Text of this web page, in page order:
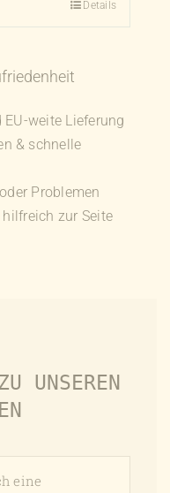
Details
weite Lieferung
& schnelle
Problemen
zur Seite
UNSEREN
eine